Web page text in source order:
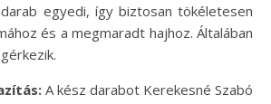
egyedi, így biztosan tökéletesen
és a megmaradt hajhoz. Általában
A kész darabot Kerekesné Szabó